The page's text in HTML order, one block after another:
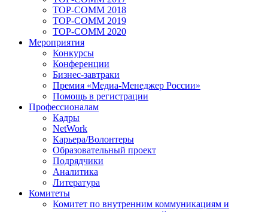
TOP-COMM 2018
TOP-COMM 2019
TOP-COMM 2020
Мероприятия
Конкурсы
Конференции
Бизнес-завтраки
Премия «Медиа-Менеджер России»
Помощь в регистрации
Профессионалам
Кадры
NetWork
Карьера/Волонтеры
Образовательный проект
Подрядчики
Аналитика
Литература
Комитеты
Комитет по внутренним коммуникациям и